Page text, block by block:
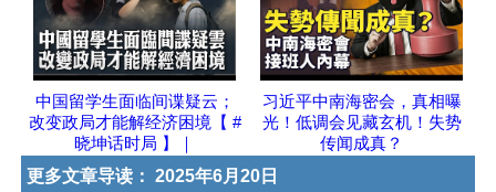
中国留学生面临间谍疑云；
改变政局才能解经济困境【 #
晓坤话时局 】｜
习近平中南海密会，真相曝
光！低调会见藏玄机！失势
传闻成真？
更多文章导读： 2025年6月20日